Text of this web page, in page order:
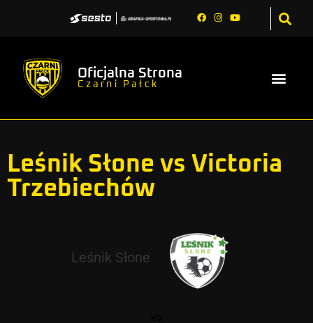
Oficjalna Strona
Czarni Pałck
Leśnik Słone vs Victoria
Trzebiechów
Leśnik Słone